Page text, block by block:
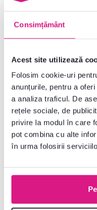
Consimțământ
Acest site utilizează
Folosim cookie-uri
anunțurile, pentru a
a analiza traficul. De
rețele sociale, de
privire la modul în care
pot combina cu alte
în urma folosirii
3 Culori detaliate